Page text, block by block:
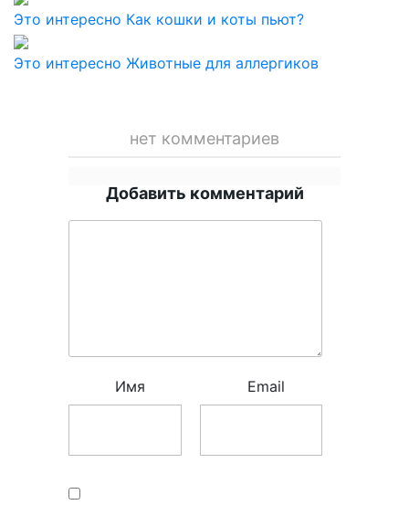
Это интересно Как кошки и коты пьют?
Это интересно Животные для аллергиков
нет комментариев
Добавить комментарий
Имя Email